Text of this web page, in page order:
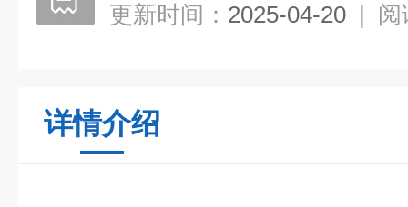
更新时间： 2025-04-20 | 阅
详情介绍